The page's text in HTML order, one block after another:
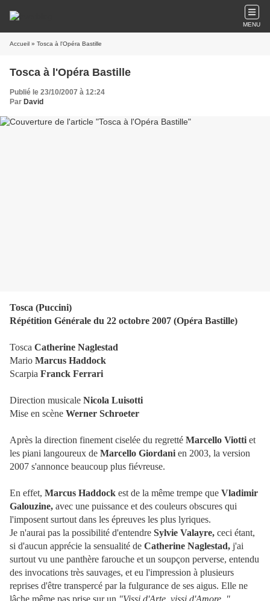
MENU
Accueil » Tosca à l'Opéra Bastille
Tosca à l'Opéra Bastille
Publié le 23/10/2007 à 12:24
Par David
Tosca (Puccini)
Répétition Générale du 22 octobre 2007 (Opéra Bastille)
Tosca Catherine Naglestad
Mario Marcus Haddock
Scarpia Franck Ferrari
Direction musicale Nicola Luisotti
Mise en scène Werner Schroeter
Après la direction finement ciselée du regretté Marcello Viotti et
les piani langoureux de Marcello Giordani en 2003, la version
2007 s'annonce beaucoup plus fiévreuse.
En effet, Marcus Haddock est de la même trempe que Vladimir
Galouzine, avec une puissance et des couleurs obscures qui
l'imposent surtout dans les épreuves les plus lyriques.
Je n'aurai pas la possibilité d'entendre Sylvie Valayre, ceci étant,
si d'aucun apprécie la sensualité de Catherine Naglestad, j'ai
surtout vu une panthère farouche et un soupçon perverse, entendu
des invocations très sauvages, et eu l'impression à plusieurs
reprises d'être transpercé par la fulgurance de ses aigus. Elle ne